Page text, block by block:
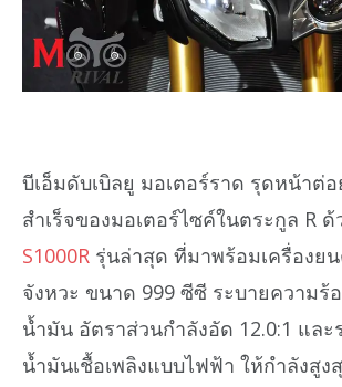
บีเอ็มดับเบิลยู มอเตอร์ราด รุดหน้าต่
สำเร็จของมอเตอร์ไซค์ในตระกูล R
S1000R รุ่นล่าสุด ที่มาพร้อมเครื่องย
จังหวะ ขนาด 999 ซีซี ระบายความร้
น้ำมัน อัตราส่วนกำลังอัด 12.0:1 แล
น้ำมันเชื้อเพลิงแบบไฟฟ้า ให้กำลังสูง